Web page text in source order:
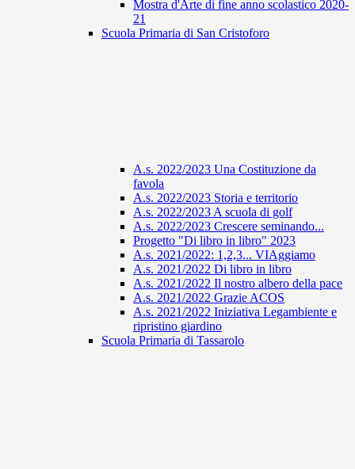
Mostra d'Arte di fine anno scolastico 2020-
21
Scuola Primaria di San Cristoforo
A.s. 2022/2023 Una Costituzione da
favola
A.s. 2022/2023 Storia e territorio
A.s. 2022/2023 A scuola di golf
A.s. 2022/2023 Crescere seminando...
Progetto "Di libro in libro" 2023
A.s. 2021/2022: 1,2,3... VIAggiamo
A.s. 2021/2022 Di libro in libro
A.s. 2021/2022 Il nostro albero della pace
A.s. 2021/2022 Grazie ACOS
A.s. 2021/2022 Iniziativa Legambiente e
ripristino giardino
Scuola Primaria di Tassarolo